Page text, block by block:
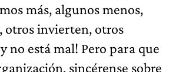
más, algunos menos,
otros invierten, otros
no está mal! Pero para que
sincérense sobre